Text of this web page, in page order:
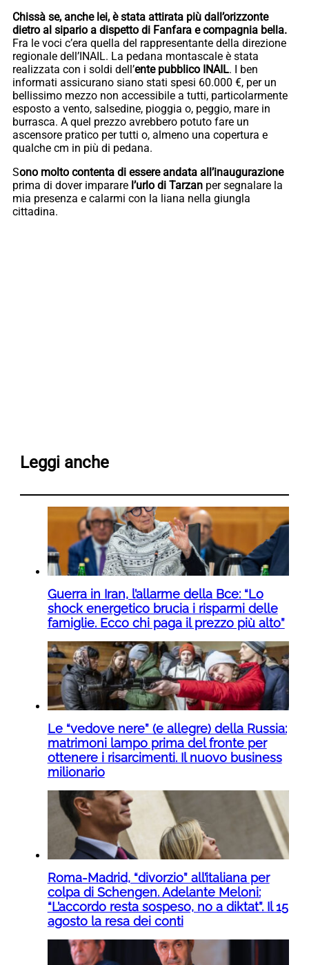
Chissà se, anche lei, è stata attirata più dall’orizzonte
dietro al sipario a dispetto di Fanfara e compagnia bella.
Fra le voci c’era quella del rappresentante della direzione
regionale dell’INAIL. La pedana montascale è stata
realizzata con i soldi dell’ente pubblico INAIL. I ben
informati assicurano siano stati spesi 60.000 €, per un
bellissimo mezzo non accessibile a tutti, particolarmente
esposto a vento, salsedine, pioggia o, peggio, mare in
burrasca. A quel prezzo avrebbero potuto fare un
ascensore pratico per tutti o, almeno una copertura e
qualche cm in più di pedana.
Sono molto contenta di essere andata all’inaugurazione
prima di dover imparare l’urlo di Tarzan per segnalare la
mia presenza e calarmi con la liana nella giungla
cittadina.
Leggi anche
Guerra in Iran, l’allarme della Bce: “Lo
shock energetico brucia i risparmi delle
famiglie. Ecco chi paga il prezzo più alto”
Le “vedove nere” (e allegre) della Russia:
matrimoni lampo prima del fronte per
ottenere i risarcimenti. Il nuovo business
milionario
Roma-Madrid, “divorzio” all’italiana per
colpa di Schengen. Adelante Meloni:
“L’accordo resta sospeso, no a diktat”. Il 15
agosto la resa dei conti